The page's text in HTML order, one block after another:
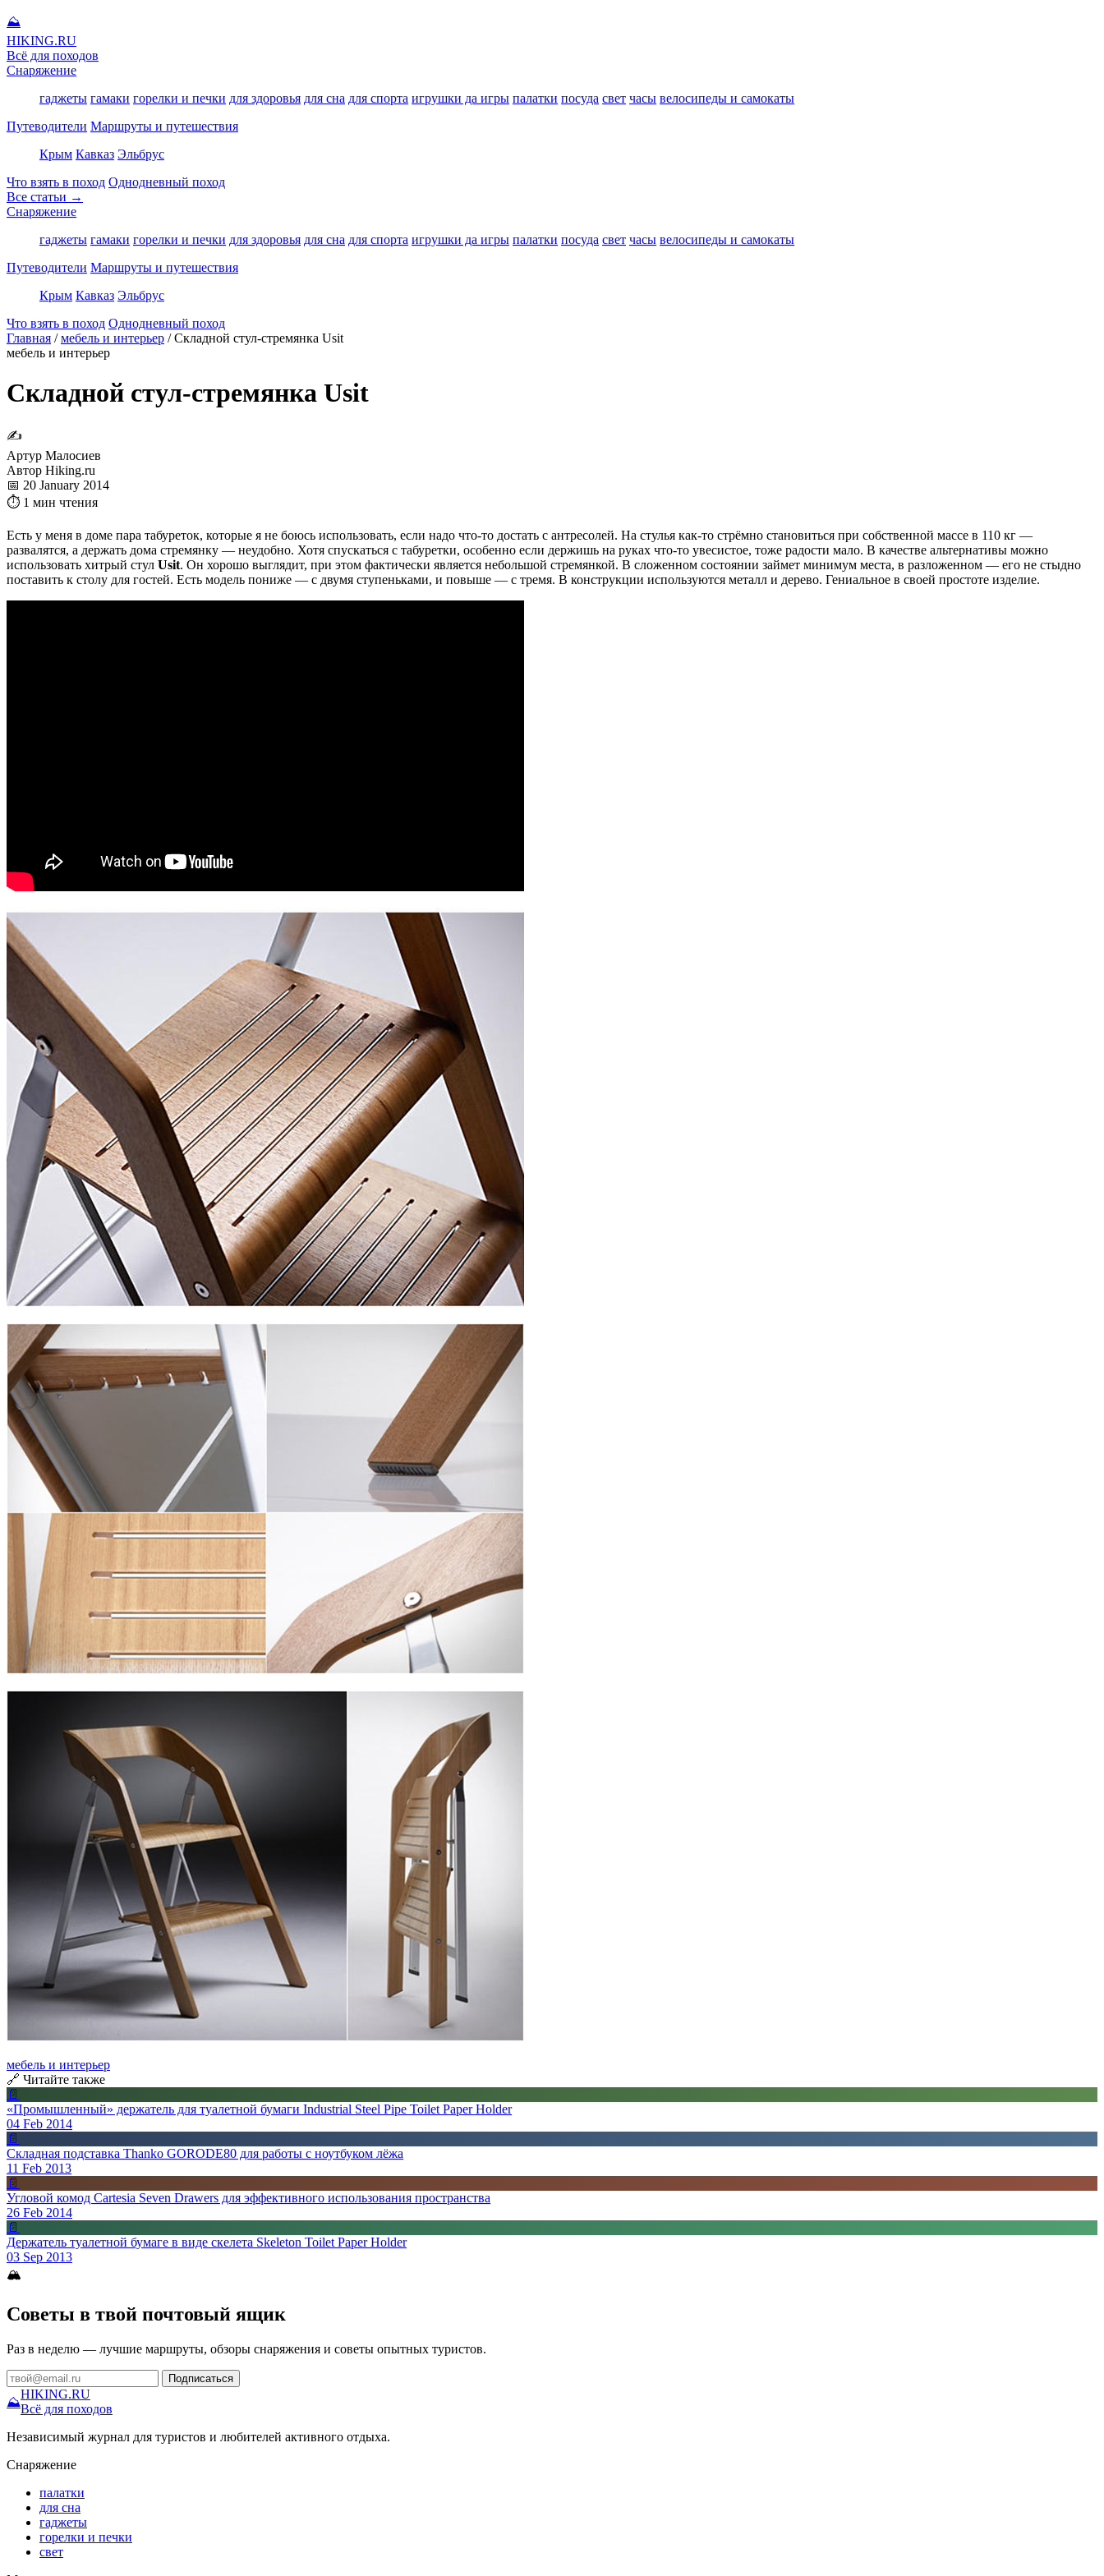
⛰
HIKING.RU
Всё для походов
Снаряжение
гаджеты гамаки горелки и печки для здоровья для сна для спорта игрушки да игры палатки посуда свет часы велосипеды и самокаты
Путеводители Маршруты и путешествия
Крым Кавказ Эльбрус
Что взять в поход Однодневный поход
Все статьи →
Снаряжение
гаджеты гамаки горелки и печки для здоровья для сна для спорта игрушки да игры палатки посуда свет часы велосипеды и самокаты
Путеводители Маршруты и путешествия
Крым Кавказ Эльбрус
Что взять в поход Однодневный поход
Главная / мебель и интерьер / Складной стул-стремянка Usit
мебель и интерьер
Складной стул-стремянка Usit
✍
Артур Малосиев
Автор Hiking.ru
📅 20 January 2014
⏱ 1 мин чтения
Есть у меня в доме пара табуреток, которые я не боюсь использовать, если надо что-то достать с антресолей. На стулья как-то стрёмно становиться при собственной массе в 110 кг —
развалятся, а держать дома стремянку — неудобно. Хотя спускаться с табуретки, особенно если держишь на руках что-то увесистое, тоже радости мало. В качестве альтернативы можно
использовать хитрый стул Usit. Он хорошо выглядит, при этом фактически является небольшой стремянкой. В сложенном состоянии займет минимум места, в разложенном — его не стыдно
поставить к столу для гостей. Есть модель пониже — с двумя ступеньками, и повыше — с тремя. В конструкции используются металл и дерево. Гениальное в своей простоте изделие.
мебель и интерьер
🔗 Читайте также
📄
«Промышленный» держатель для туалетной бумаги Industrial Steel Pipe Toilet Paper Holder
04 Feb 2014
📄
Складная подставка Thanko GORODE80 для работы с ноутбуком лёжа
11 Feb 2013
📄
Угловой комод Cartesia Seven Drawers для эффективного использования пространства
26 Feb 2014
📄
Держатель туалетной бумаге в виде скелета Skeleton Toilet Paper Holder
03 Sep 2013
🏔
Советы в твой почтовый ящик
Раз в неделю — лучшие маршруты, обзоры снаряжения и советы опытных туристов.
Подписаться
⛰
HIKING.RU
Всё для походов
Независимый журнал для туристов и любителей активного отдыха.
Снаряжение
палатки
для сна
гаджеты
горелки и печки
свет